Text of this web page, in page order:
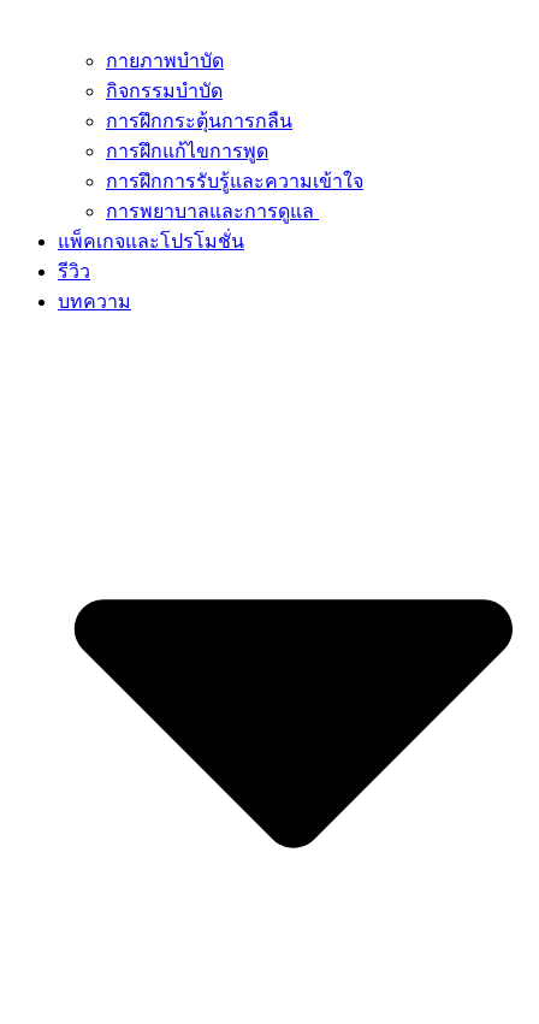
กายภาพบำบัด
กิจกรรมบำบัด
การฝึกกระตุ้นการกลืน
การฝึกแก้ไขการพูด
การฝึกการรับรู้และความเข้าใจ
การพยาบาลและการดูแล
แพ็คเกจและโปรโมชั่น
รีวิว
บทความ